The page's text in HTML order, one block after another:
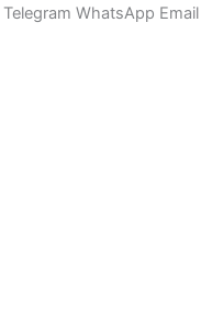
Telegram WhatsApp Email